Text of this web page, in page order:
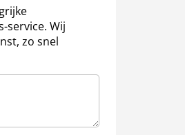
service. Wij
zo snel